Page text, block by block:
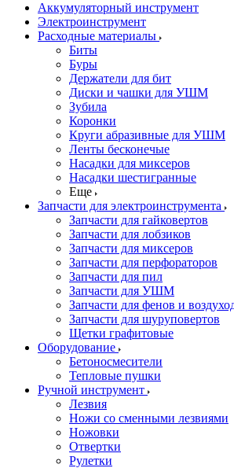
Аккумуляторный инструмент
Электроинструмент
Расходные материалы
Биты
Буры
Держатели для бит
Диски и чашки для УШМ
Зубила
Коронки
Круги абразивные для УШМ
Ленты бесконечые
Насадки для миксеров
Насадки шестигранные
Еще
Запчасти для электроинструмента
Запчасти для гайковертов
Запчасти для лобзиков
Запчасти для миксеров
Запчасти для перфораторов
Запчасти для пил
Запчасти для УШМ
Запчасти для фенов и
Запчасти для шуруповертов
Щетки графитовые
Оборудование
Бетоносмесители
Тепловые пушки
Ручной инструмент
Лезвия
Ножи со сменными лезвиями
Ножовки
Отвертки
Рулетки